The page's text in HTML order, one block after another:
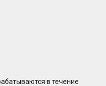
в течение